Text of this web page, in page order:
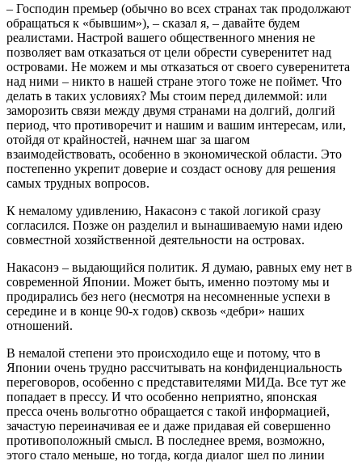
– Господин премьер (обычно во всех странах так продолжают
обращаться к «бывшим»), – сказал я, – давайте будем
реалистами. Настрой вашего общественного мнения не
позволяет вам отказаться от цели обрести суверенитет над
островами. Не можем и мы отказаться от своего суверенитета
над ними – никто в нашей стране этого тоже не поймет. Что
делать в таких условиях? Мы стоим перед дилеммой: или
заморозить связи между двумя странами на долгий, долгий
период, что противоречит и нашим и вашим интересам, или,
отойдя от крайностей, начнем шаг за шагом
взаимодействовать, особенно в экономической области. Это
постепенно укрепит доверие и создаст основу для решения
самых трудных вопросов.
К немалому удивлению, Накасонэ с такой логикой сразу
согласился. Позже он разделил и вынашиваемую нами идею
совместной хозяйственной деятельности на островах.
Накасонэ – выдающийся политик. Я думаю, равных ему нет в
современной Японии. Может быть, именно поэтому мы и
продирались без него (несмотря на несомненные успехи в
середине и в конце 90-х годов) сквозь «дебри» наших
отношений.
В немалой степени это происходило еще и потому, что в
Японии очень трудно рассчитывать на конфиденциальность
переговоров, особенно с представителями МИДа. Все тут же
попадает в прессу. И что особенно неприятно, японская
пресса очень вольготно обращается с такой информацией,
зачастую переиначивая ее и даже придавая ей совершенно
противоположный смысл. В последнее время, возможно,
этого стало меньше, но тогда, когда диалог шел по линии